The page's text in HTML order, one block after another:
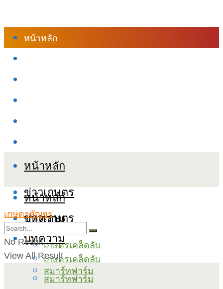
หน้าหลัก
หน้าหลัก
ข่าวเกษตร
บทความ
เกษตรเคล็ดลับ
สมาร์ทฟาร์ม
หน้าหลัก
ข่าวเกษตร
บทความ
เกษตรเคล็ดลับ
สมาร์ทฟาร์ม
เกษตรสัญจร
No Result
View All Result